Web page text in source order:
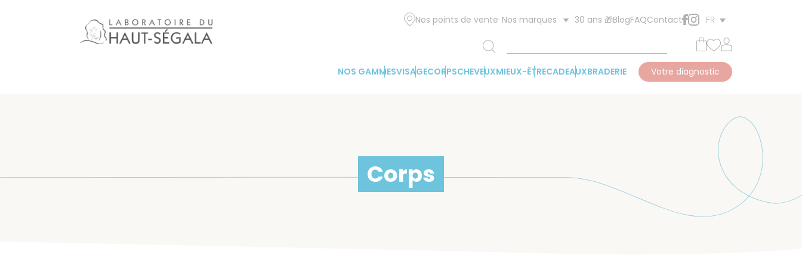
Nos points de vente Nos marques 30 ans 🎁BlogFAQContact FR
NOS GAMMESVISAGECORPSCHEVEUXMIEUX-ÊTRECADEAUXBRADERIE Votre diagnostic
Corps